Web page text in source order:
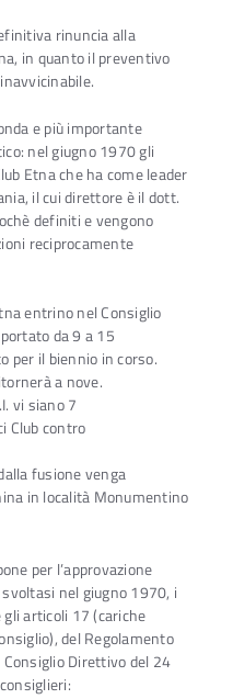
rinuncia alla
in quanto il preventivo
e più importante
nel giugno 1970 gli
Etna che ha come leader
il cui direttore è il dott.
definiti e vengono
reciprocamente
entrino nel Consiglio
da 9 a 15
per il biennio in corso.
a nove.
vi siano 7
Club contro
fusione venga
in località Monumentino
per l’approvazione
svoltasi nel giugno 1970, i
articoli 17 (cariche
del Regolamento
Direttivo del 24